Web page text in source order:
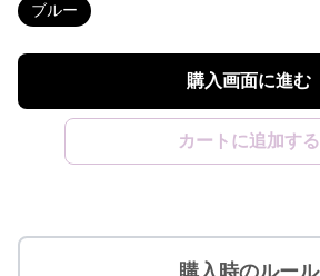
ブルー
購入画面に進む
カートに追加する